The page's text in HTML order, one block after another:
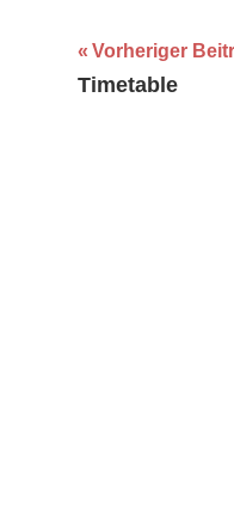
Vorheriger
Timetable